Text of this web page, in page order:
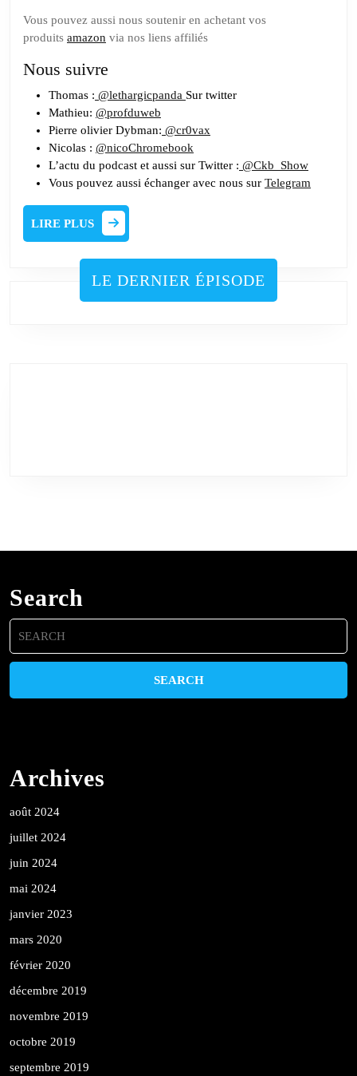
Vous pouvez aussi nous soutenir en achetant vos
produits amazon via nos liens affiliés
Nous suivre
Thomas : @lethargicpanda Sur twitter
Mathieu: @profduweb
Pierre olivier Dybman: @cr0vax
Nicolas : @nicoChromebook
L’actu du podcast et aussi sur Twitter : @Ckb_Show
Vous pouvez aussi échanger avec nous sur Telegram
LIRE PLUS
LIRE
PLUS
LE DERNIER ÉPISODE
Search
Search
for:
Archives
août 2024
juillet 2024
juin 2024
mai 2024
janvier 2023
mars 2020
février 2020
décembre 2019
novembre 2019
octobre 2019
septembre 2019